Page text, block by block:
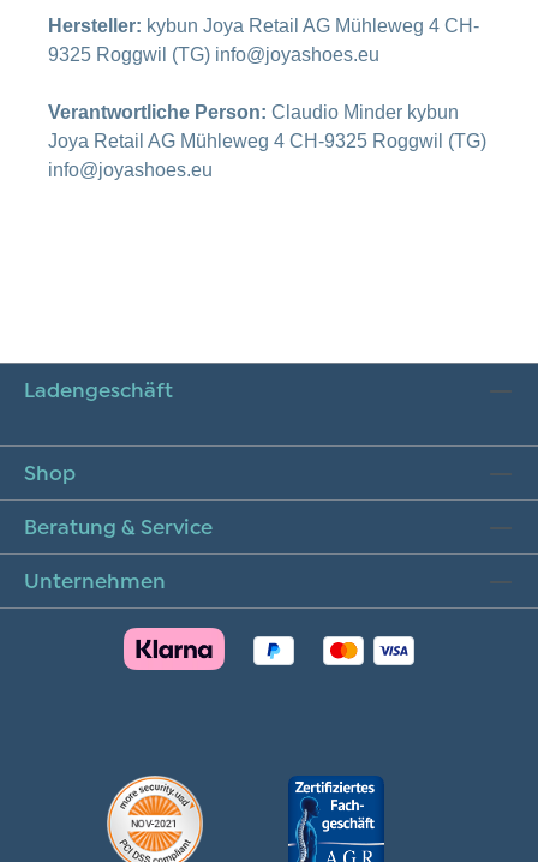
Hersteller: kybun Joya Retail AG Mühleweg 4 CH-
9325 Roggwil (TG) info@joyashoes.eu
Verantwortliche Person: Claudio Minder kybun
Joya Retail AG Mühleweg 4 CH-9325 Roggwil (TG)
info@joyashoes.eu
Ladengeschäft
Shop
Beratung & Service
Unternehmen